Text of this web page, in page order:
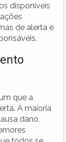
disponíveis
de alerta e
que a
A maioria
dano,